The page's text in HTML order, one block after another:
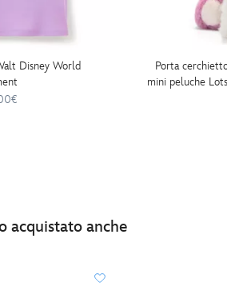
Disney World
Porta
mini peluche
acquistato anche